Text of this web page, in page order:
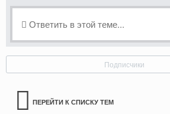
Ответить в этой теме...
Подписчики
ПЕРЕЙТИ К СПИСКУ ТЕМ